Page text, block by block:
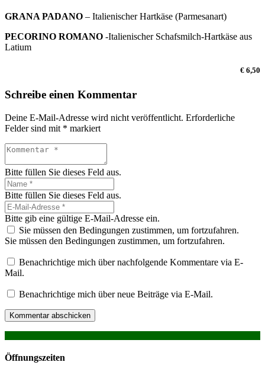
GRANA PADANO – Italienischer Hartkäse (Parmesanart)
PECORINO ROMANO -Italienischer Schafsmilch-Hartkäse aus
Latium
€ 6,50
Schreibe einen Kommentar
Deine E-Mail-Adresse wird nicht veröffentlicht. Erforderliche
Felder sind mit * markiert
Bitte füllen Sie dieses Feld aus.
Bitte füllen Sie dieses Feld aus.
Bitte gib eine gültige E-Mail-Adresse ein.
Sie müssen den Bedingungen zustimmen, um fortzufahren.
Sie müssen den Bedingungen zustimmen, um fortzufahren.
Benachrichtige mich über nachfolgende Kommentare via E-
Mail.
Benachrichtige mich über neue Beiträge via E-Mail.
Kommentar abschicken
Öffnungszeiten